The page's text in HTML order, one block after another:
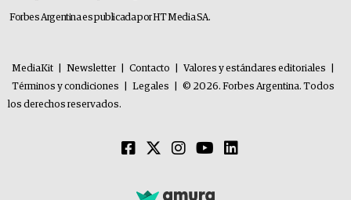
Forbes Argentina es publicada por HT Media SA.
MediaKit Newsletter Contacto Valores y estándares editoriales
Términos y condiciones
Legales
© 2026. Forbes Argentina. Todos
los derechos reservados.